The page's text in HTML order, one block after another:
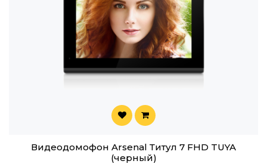
Видеодомофон Arsenal Титул 7 FHD TUYA
(черный)